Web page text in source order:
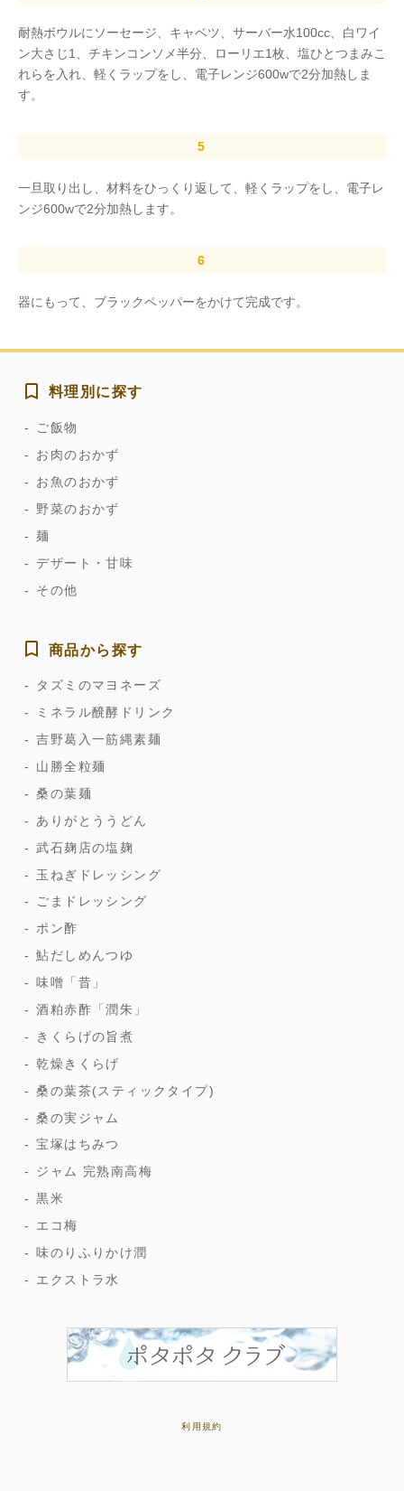
耐熱ボウルにソーセージ、キャベツ、サーバー水100cc、白ワイ
ン大さじ1、チキンコンソメ半分、ローリエ1枚、塩ひとつまみこ
れらを入れ、軽くラップをし、電子レンジ600wで2分加熱しま
す。
一旦取り出し、材料をひっくり返して、軽くラップをし、電子レ
ンジ600wで2分加熱します。
器にもって、ブラックペッパーをかけて完成です。
料理別に探す
ご飯物
お肉のおかず
お魚のおかず
野菜のおかず
麺
デザート・甘味
その他
商品から探す
タズミのマヨネーズ
ミネラル醗酵ドリンク
吉野葛入一筋縄素麺
山勝全粒麺
桑の葉麺
ありがとううどん
武石麹店の塩麹
玉ねぎドレッシング
ごまドレッシング
ポン酢
鮎だしめんつゆ
味噌「昔」
酒粕赤酢「潤朱」
きくらげの旨煮
乾燥きくらげ
桑の葉茶(スティックタイプ)
桑の実ジャム
宝塚はちみつ
ジャム 完熟南高梅
黒米
エコ梅
味のりふりかけ潤
エクストラ水
利用規約